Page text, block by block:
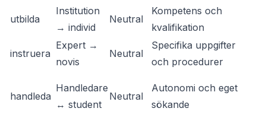
utbilda
Institution
→ individ
Neutral
Kompetens och
kvalifikation
instruera
Expert →
novis
Neutral
Specifika uppgifter
och procedurer
handleda
Handledare
↔ student
Neutral
Autonomi och eget
sökande